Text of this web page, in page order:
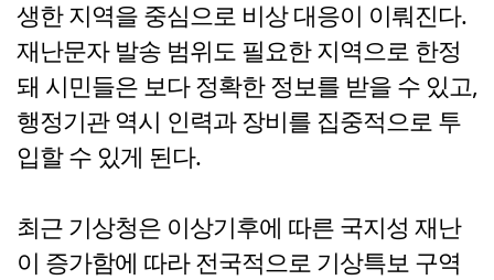
생한 지역을 중심으로 비상 대응이 이뤄진다.
재난문자 발송 범위도 필요한 지역으로 한정
돼 시민들은 보다 정확한 정보를 받을 수 있고,
행정기관 역시 인력과 장비를 집중적으로 투
입할 수 있게 된다.
최근 기상청은 이상기후에 따른 국지성 재난
이 증가함에 따라 전국적으로 기상특보 구역